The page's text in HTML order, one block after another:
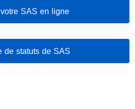
SAS en ligne
de statuts de SAS